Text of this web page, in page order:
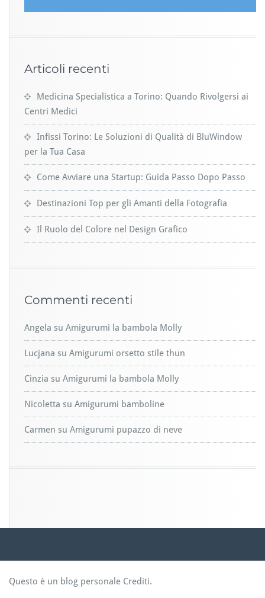
Articoli recenti
Medicina Specialistica a Torino: Quando Rivolgersi ai
Centri Medici
Infissi Torino: Le Soluzioni di Qualità di BluWindow
per la Tua Casa
Come Avviare una Startup: Guida Passo Dopo Passo
Destinazioni Top per gli Amanti della Fotografia
Il Ruolo del Colore nel Design Grafico
Commenti recenti
Angela su Amigurumi la bambola Molly
Lucjana su Amigurumi orsetto stile thun
Cinzia su Amigurumi la bambola Molly
Nicoletta su Amigurumi bamboline
Carmen su Amigurumi pupazzo di neve
Questo è un blog personale Crediti.